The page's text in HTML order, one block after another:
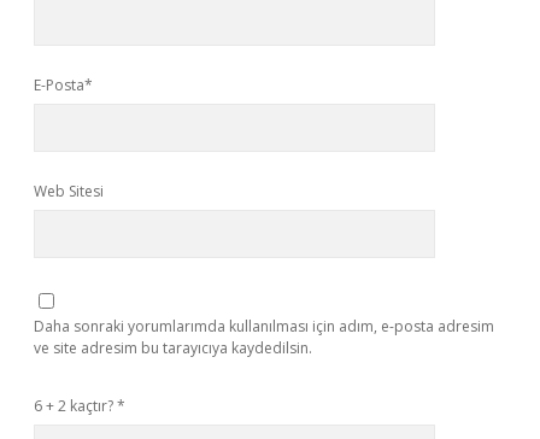
E-Posta*
Web Sitesi
Daha sonraki yorumlarımda kullanılması için adım, e-posta adresim
ve site adresim bu tarayıcıya kaydedilsin.
6 + 2 kaçtır?*